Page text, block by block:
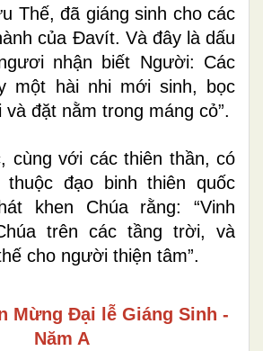
Thế, đã giáng sinh cho các
của Ðavít. Và đây là dấu
nhận biết Người: Các
một hài nhi mới sinh, bọc
đặt nằm trong máng cỏ”.
cùng với các thiên thần, có
đạo binh thiên quốc
khen Chúa rằng: “Vinh
trên các tầng trời, và
cho người thiện tâm”.
Mừng Đại lễ Giáng Sinh -
Năm A